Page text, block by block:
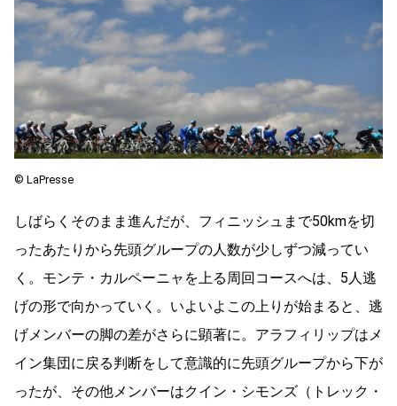
©︎ LaPresse
しばらくそのまま進んだが、フィニッシュまで50kmを切
ったあたりから先頭グループの人数が少しずつ減ってい
く。モンテ・カルペーニャを上る周回コースへは、 5人逃
げの形で向かっていく。いよいよこの上りが始まると、逃
げメンバーの脚の差がさらに顕著に。アラフィリップはメ
イン集団に戻る判断をして意識的に先頭グループから下が
ったが、その他メンバーはクイン・シモンズ（トレック・